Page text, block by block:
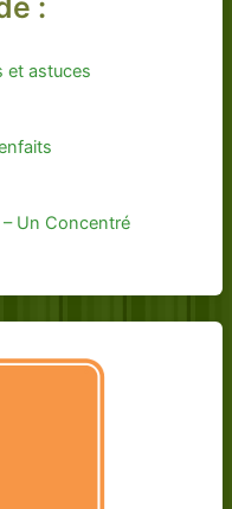
:
et astuces
Un Concentré